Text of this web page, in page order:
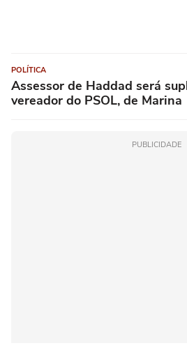
POLÍTICA
Assessor de Haddad será
vereador do PSOL, de Marina
PUBLICIDADE